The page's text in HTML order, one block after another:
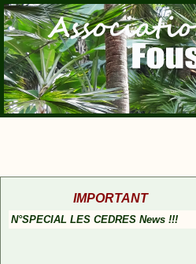
IMPORTANT
N°SPECIAL LES CEDRES News !!!